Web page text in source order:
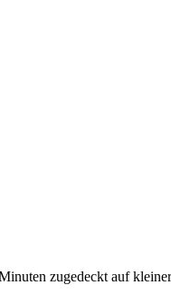
zugedeckt auf